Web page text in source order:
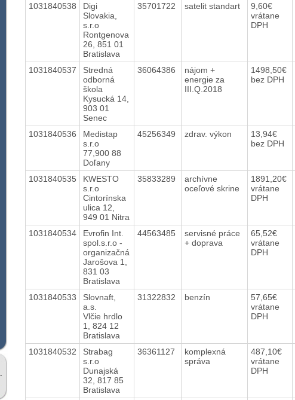
1031840538
Digi
Slovakia,
s.r.o
Rontgenova
26, 851 01
Bratislava
35701722 satelit standart
9,60€
vrátane
DPH
1031840537
Stredná
odborná
škola
Kysucká 14,
903 01
Senec
36064386
nájom +
energie za
III.Q.2018
1498,50€
bez DPH
1031840536
Medistap
s.r.o
77,900 88
Doľany
45256349 zdrav. výkon
13,94€
bez DPH
1031840535
KWESTO
s.r.o
Cintorínska
ulica 12,
949 01 Nitra
35833289
archívne
oceľové skrine
1891,20€
vrátane
DPH
1031840534
Evrofin Int.
spol.s.r.o -
organizačná
Jarošova 1,
831 03
Bratislava
44563485
servisné práce
+ doprava
65,52€
vrátane
DPH
1031840533
Slovnaft,
a.s.
Vlčie hrdlo
1, 824 12
Bratislava
31322832 benzín
57,65€
vrátane
DPH
1031840532
Strabag
s.r.o
Dunajská
32, 817 85
Bratislava
36361127
komplexná
správa
487,10€
vrátane
DPH